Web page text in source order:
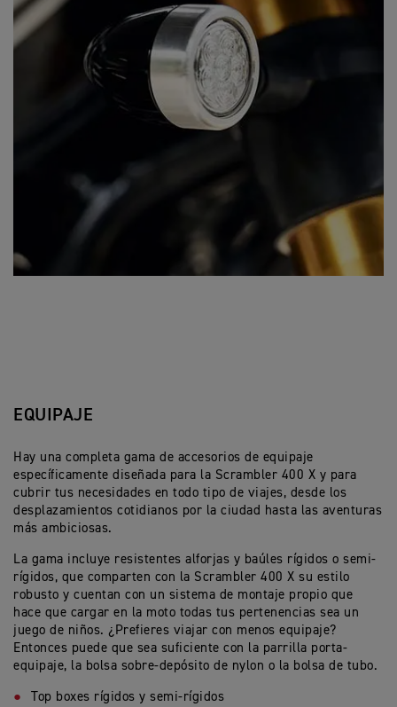
EQUIPAJE
Hay una completa gama de accesorios de equipaje
específicamente diseñada para la Scrambler 400 X y para
cubrir tus necesidades en todo tipo de viajes, desde los
desplazamientos cotidianos por la ciudad hasta las aventuras
más ambiciosas.
La gama incluye resistentes alforjas y baúles rígidos o semi-
rígidos, que comparten con la Scrambler 400 X su estilo
robusto y cuentan con un sistema de montaje propio que
hace que cargar en la moto todas tus pertenencias sea un
juego de niños. ¿Prefieres viajar con menos equipaje?
Entonces puede que sea suficiente con la parrilla porta-
equipaje, la bolsa sobre-depósito de nylon o la bolsa de tubo.
Top boxes rígidos y semi-rígidos